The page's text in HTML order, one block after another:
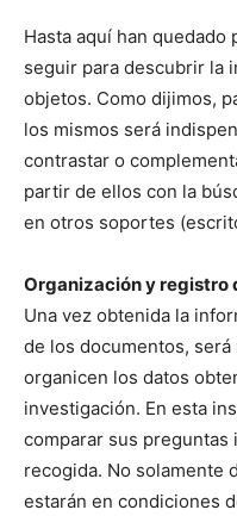
Hasta aquí han quedado
seguir para descubrir la
objetos. Como dijimos,
los mismos será
contrastar o
partir de ellos con la
en otros soportes
Organización y registro
Una vez obtenida la
de los documentos,
organicen los datos
investigación. En esta
comparar sus
recogida. No solamente
estarán en condiciones